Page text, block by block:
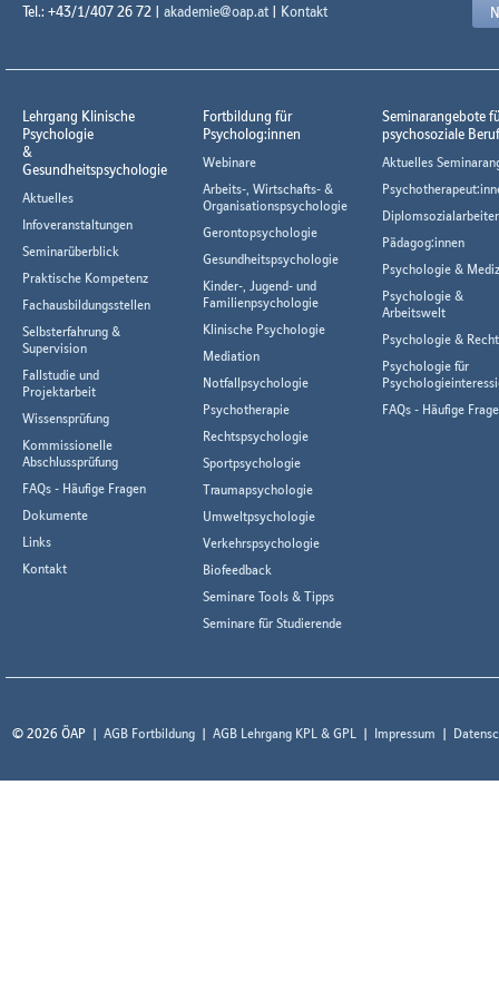
Tel.: +43/1/407 26 72 | akademie@oap.at | Kontakt
Lehrgang Klinische
Psychologie
&
Gesundheitspsychologie
Aktuelles
Infoveranstaltungen
Seminarüberblick
Praktische Kompetenz
Fachausbildungsstellen
Selbsterfahrung &
Supervision
Fallstudie und
Projektarbeit
Wissensprüfung
Kommissionelle
Abschlussprüfung
FAQs - Häufige Fragen
Dokumente
Links
Kontakt
Fortbildung für
Psycholog:innen
Webinare
Arbeits-, Wirtschafts- &
Organisationspsychologie
Gerontopsychologie
Gesundheitspsychologie
Kinder-, Jugend- und
Familienpsychologie
Klinische Psychologie
Mediation
Notfallpsychologie
Psychotherapie
Rechtspsychologie
Sportpsychologie
Traumapsychologie
Umweltpsychologie
Verkehrspsychologie
Biofeedback
Seminare Tools & Tipps
Seminare für Studierende
Seminarangebote
psychosoziale
Aktuelles
Pädagog:innen
Psychologie &
Psychologie &
Arbeitswelt
Psychologie & Recht
Psychologie für
FAQs - Häufige
© 2026 ÖAP AGB Fortbildung AGB Lehrgang KPL & GPL Impressum